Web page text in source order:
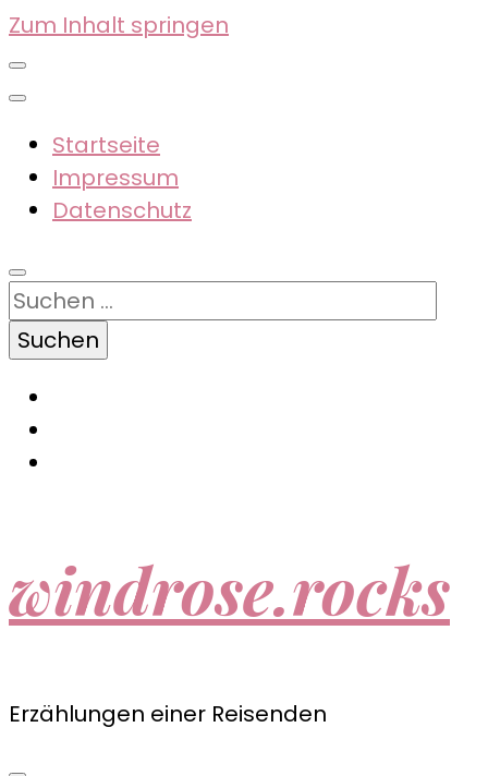
Zum Inhalt springen
Startseite
Impressum
Datenschutz
Suchen
nach:
windrose.rocks
Erzählungen einer Reisenden